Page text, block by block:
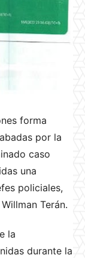
forma
por la
caso
una
policiales,
Terán.
la
durante la